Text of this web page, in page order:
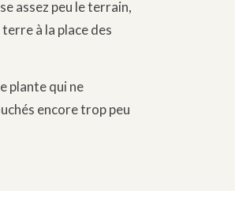
assez peu le terrain,
à la place des
plante qui ne
encore trop peu